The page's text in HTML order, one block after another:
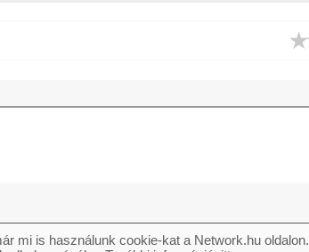
mi is használunk cookie-kat a Network.hu oldalon.